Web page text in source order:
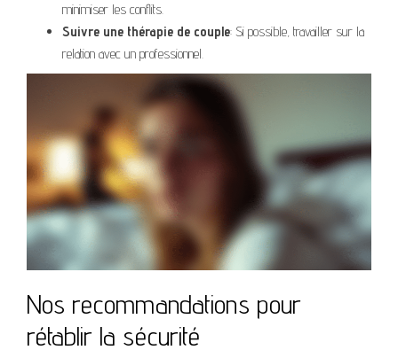
minimiser les conflits.
Suivre une thérapie de couple: Si possible, travailler sur la
relation avec un professionnel.
Nos recommandations pour
rétablir la sécurité